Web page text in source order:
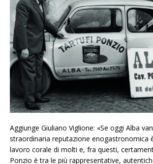
Aggiunge Giuliano Viglione: «Se oggi Alba
straordinaria reputazione enogastronomica
lavoro corale di molti e, fra questi,
Ponzio è tra le più rappresentative,